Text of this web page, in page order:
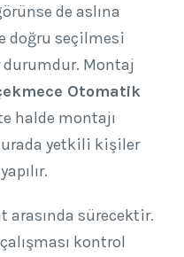
de aslına
doğru seçilmesi
Montaj
Otomatik
halde montajı
yetkili kişiler
arasında sürecektir.
kontrol